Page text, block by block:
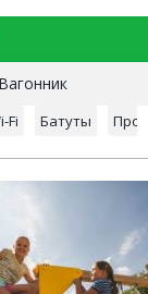
Fi Батуты